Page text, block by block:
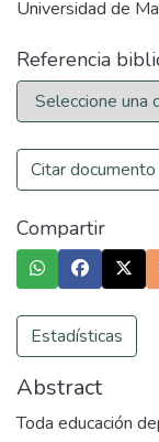
Universidad de
Referencia
Citar documento
Compartir
Estadísticas
Abstract
Toda educación